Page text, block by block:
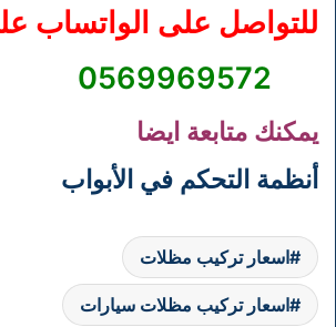
للتواصل على الواتساب
يمكنك متابعة ايضا
أنظمة التحكم في الأبواب
اسعار تركيب مظلات
اسعار تركيب مظلات سيارات